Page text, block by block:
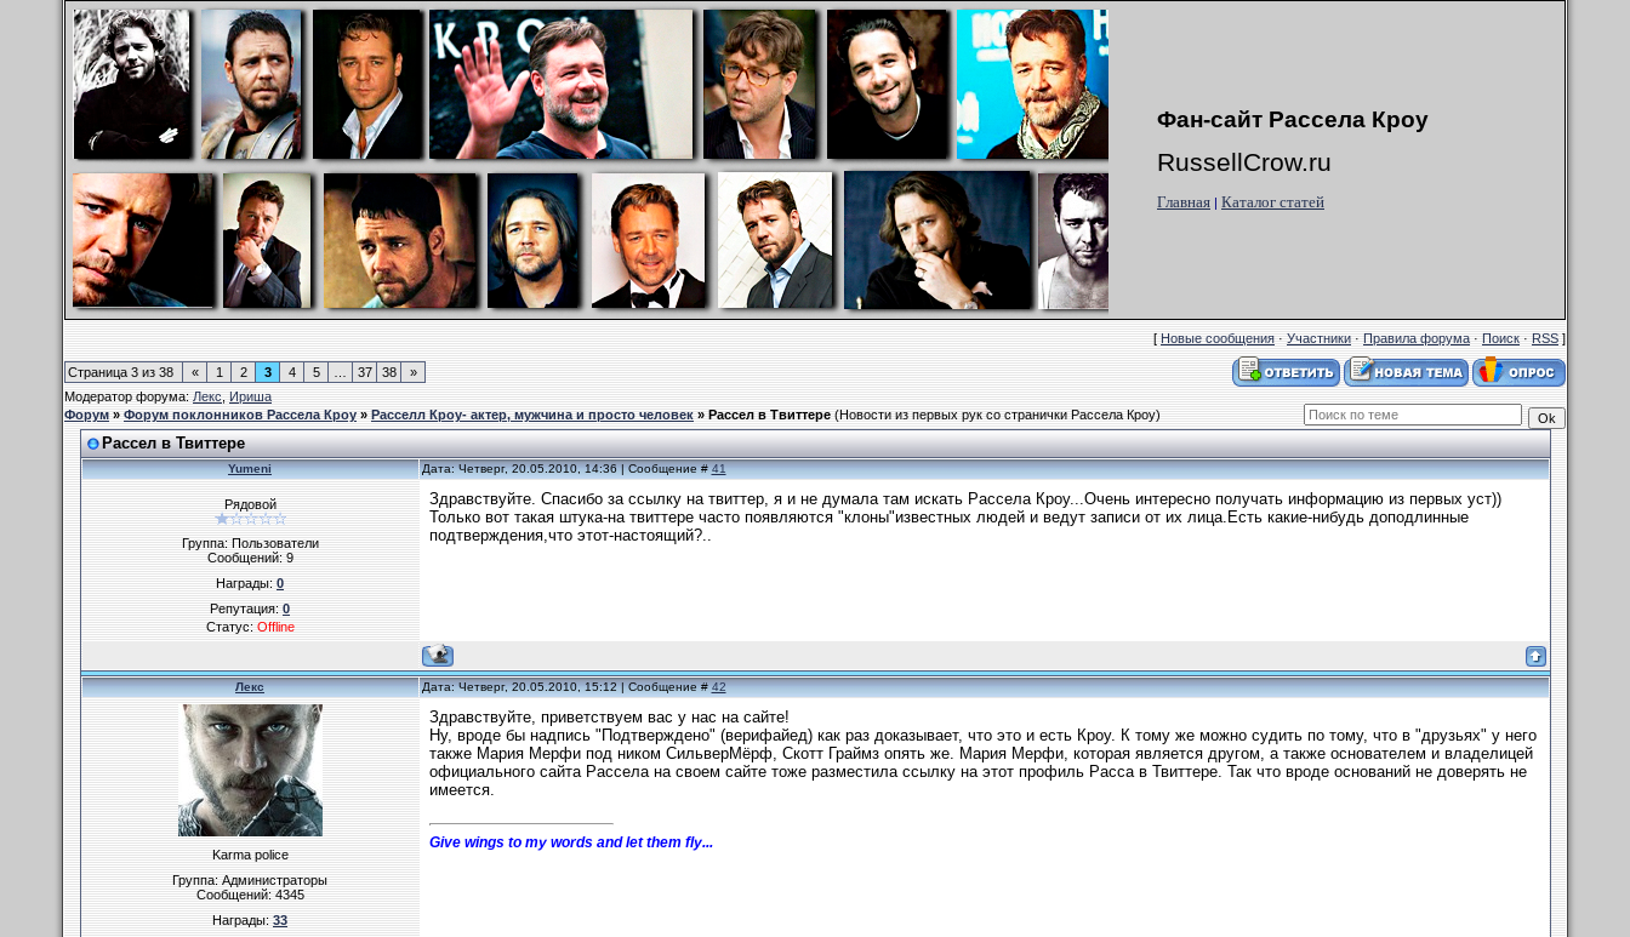
Фан-сайт Рассела Кроу
RussellCrow.ru
Главная | Каталог статей
[Новые сообщения·Участники·Правила форума·Поиск·RSS]
Страница 3 из 38 « 1 2 3 4 5 37 38
»
Модератор форума:Лекс,Ириша
Форум»Форум поклонников Рассела Кроу»Расселл Кроу- актер, мужчина и просто человек»Рассел в Твиттере (Новости из первых рук со странички Рассела Кроу)
Рассел в Твиттере
Yumeni Дата: Четверг, 20.05.2010, 14:36 | Сообщение #41
Рядовой
Группа: Пользователи
Сообщений:9
Награды:0
Репутация:0
Статус:Offline
Здравствуйте. Спасибо за ссылку на твиттер, я и не думала там искать Рассела Кроу...Очень интересно получать информацию из первых уст))
Только вот такая штука-на твиттере часто появляются "клоны"известных людей и ведут записи от их лица.Есть какие-нибудь доподлинные
подтверждения,что этот-настоящий?..
Лекс Дата: Четверг, 20.05.2010, 15:12 | Сообщение #42
Karma police
Группа: Администраторы
Сообщений:4345
Награды:33
Здравствуйте, приветствуем вас у нас на сайте!
Ну, вроде бы надпись "Подтверждено" (верифайед) как раз доказывает, что это и есть Кроу. К тому же можно судить по тому, что в "друзьях" у него
также Мария Мерфи под ником СильверМёрф, Скотт Граймз опять же. Мария Мерфи, которая является другом, а также основателем и владелицей
официального сайта Рассела на своем сайте тоже разместила ссылку на этот профиль Расса в Твиттере. Так что вроде оснований не доверять не
имеется.
Give wings to my words and let them fly...